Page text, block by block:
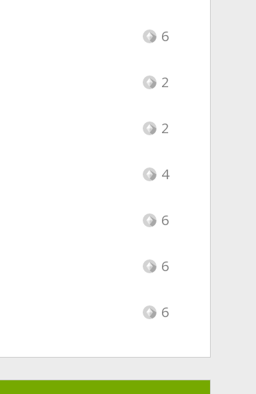
6
2
2
4
6
6
6